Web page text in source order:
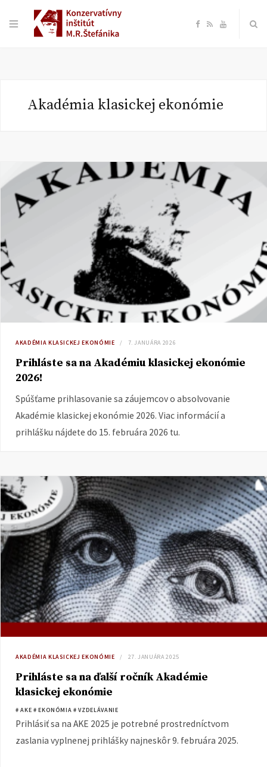
F
o
R Y
b
e
Akadémia klasickej ekonómie
AKADÉMIA KLASICKEJ EKONÓMIE 7. JANUÁRA 2026
Prihláste sa na Akadémiu klasickej ekonómie
2026!
Spúšťame prihlasovanie sa záujemcov o absolvovanie
Akadémie klasickej ekonómie 2026. Viac informácií a
prihlášku nájdete do 15. februára 2026 tu.
AKADÉMIA KLASICKEJ EKONÓMIE 27. JANUÁRA 2025
Prihláste sa na ďalší ročník Akadémie
klasickej ekonómie
# AKE # EKONÓMIA # VZDELÁVANIE
Prihlásiť sa na AKE 2025 je potrebné prostredníctvom
zaslania vyplnenej prihlášky najneskôr 9. februára 2025.